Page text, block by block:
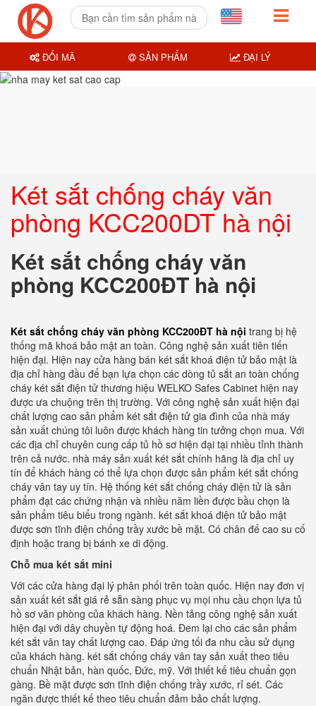
Két sắt chống cháy văn
phòng KCC200DT hà nội
Két sắt chống cháy văn
phòng KCC200ĐT hà nội
Két sắt chống cháy văn phòng KCC200ĐT hà nội trang bị hệ
thống mã khoá bảo mật an toàn. Công nghệ sản xuất tiên tiến
hiện đại. Hiện nay cửa hàng bán két sắt khoá điện tử bảo mật là
địa chỉ hàng đầu để bạn lựa chọn các dòng tủ sắt an toàn chống
cháy két sắt điện tử thương hiệu WELKO Safes Cabinet hiện nay
được ưa chuộng trên thị trường. Với công nghệ sản xuất hiện đại
chất lượng cao sản phẩm két sắt điện tử gia đình của nhà máy
sản xuất chúng tôi luôn được khách hàng tin tưởng chọn mua. Với
các địa chỉ chuyên cung cấp tủ hồ sơ hiện đại tại nhiều tỉnh thành
trên cả nước. nhà máy sản xuất két sắt chính hãng là địa chỉ uy
tín để khách hàng có thể lựa chọn được sản phẩm két sắt chống
cháy vân tay uy tín. Hệ thống két sắt chống cháy điện tử là sản
phẩm đạt các chứng nhận và nhiều năm liền được bầu chọn là
sản phẩm tiêu biểu trong ngành. két sắt khoá điện tử bảo mật
được sơn tĩnh điện chống trầy xước bề mặt. Có chân đế cao su cố
định hoặc trang bị bánh xe di động.
Chỗ mua két sắt mini
Với các cửa hàng đại lý phân phối trên toàn quốc. Hiện nay đơn vị
sản xuất két sắt giá rẻ sẵn sàng phục vụ mọi nhu cầu chọn lựa tủ
hồ sơ văn phòng của khách hàng. Nền tảng công nghệ sản xuất
hiện đại với dây chuyền tự động hoá. Đem lại cho các sản phẩm
két sắt vân tay chất lượng cao. Đáp ứng tối đa nhu cầu sử dụng
của khách hàng. két sắt chống cháy vân tay sản xuất theo tiêu
chuẩn Nhật bản, hàn quốc, Đức, mỹ. Với thiết kế tiêu chuẩn gọn
gàng. Bề mặt được sơn tĩnh điện chống trầy xước, rỉ sét. Các
ngăn được thiết kế theo tiêu chuẩn đảm bảo chất lượng.
ĐỔI MÃ SẢN PHẨM ĐẠI LÝ